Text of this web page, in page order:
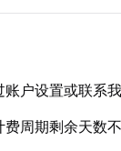
户设置或联系
周期剩余天数不